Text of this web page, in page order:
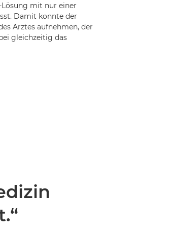
mit nur einer
Damit konnte der
Arztes aufnehmen, der
gleichzeitig das